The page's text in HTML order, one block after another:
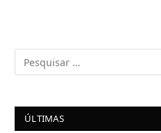
ÚLTIMAS